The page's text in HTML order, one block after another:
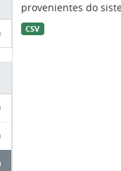
provenientes do
CSV